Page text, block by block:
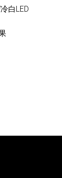
白LED